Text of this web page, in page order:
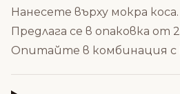
Нанесете върху мокра
Предлага се в опаковка от
Опитайте в комбинация с